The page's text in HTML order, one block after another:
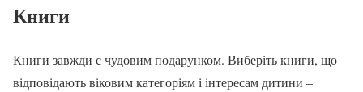
Книги
Книги завжди є чудовим подарунком. Виберіть книги, що
відповідають віковим категоріям і інтересам дитини –